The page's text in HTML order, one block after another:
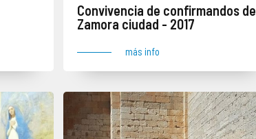
Convivencia de confirmandos de
Zamora ciudad - 2017
más info